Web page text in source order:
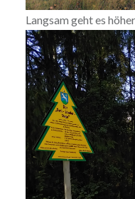
Langsam geht es